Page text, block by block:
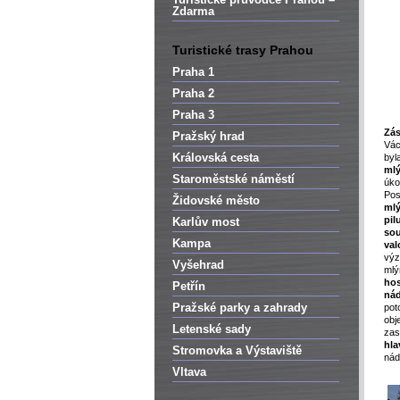
Zdarma
Turistické trasy Prahou
Praha 1
Praha 2
Praha 3
Pražský hrad
Královská cesta
Staroměstské náměstí
Židovské město
Karlův most
Kampa
Vyšehrad
Petřín
Pražské parky a zahrady
Letenské sady
Stromovka a Výstaviště
Vltava